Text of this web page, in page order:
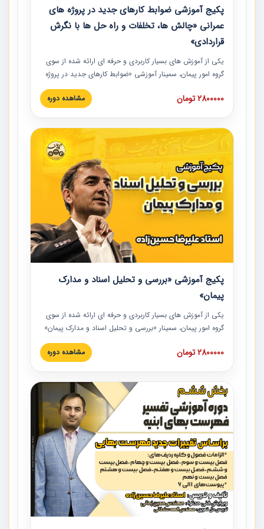
پکیج آموزشی ضوابط کارهای جدید در پروژه های
عمرانی «چالش ها، تخلفات و راه حل ها با نگرش
قراردادی»
یکی از آموزش‏‏‏‏‏‏ های بسیار کاربردی و حرفه‏ ای ارائه شده از سوی
گروه امور پیمان، سمینار آموزشی «ضوابط کارهای جدید در پروژه
های عمرانی» چالش ها، تخلفات و راه حل ها با نگرش قراردادی
است که در محل سندیکای شرکت های ساختمانی کشور ارائه شد.
مدارک پیمان به همراه تجربیات عملی ارائه شده است.
2800000 تومان مشاهده دوره
پکیج آموزشی «بررسی و تحلیل اسناد و مدارک
پیمان»
یکی از آموزش‏‏‏‏‏‏ های بسیار کاربردی و حرفه‏ ای ارائه شده از سوی
گروه امور پیمان، سمینار «بررسی و تحلیل اسناد و مدارک پیمان»
است که در دانشگاه صنعتی شریف ارائه شد. در این آموزش
نکات کلیدی مربوط به اسناد و مدارک پیمان، اولویت بندی اسناد
پیمان به همراه تجربیات عملی در این خصوص ارائه شده است.
2800000 تومان مشاهده دوره